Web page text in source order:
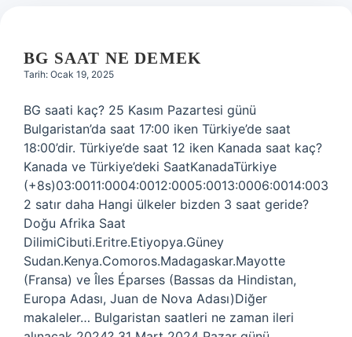
BG SAAT NE DEMEK
Tarih: Ocak 19, 2025
BG saati kaç? 25 Kasım Pazartesi günü
Bulgaristan’da saat 17:00 iken Türkiye’de saat
18:00’dir. Türkiye’de saat 12 iken Kanada saat kaç?
Kanada ve Türkiye’deki SaatKanadaTürkiye
(+8s)03:0011:0004:0012:0005:0013:0006:0014:003
2 satır daha Hangi ülkeler bizden 3 saat geride?
Doğu Afrika Saat
DilimiCibuti.Eritre.Etiyopya.Güney
Sudan.Kenya.Comoros.Madagaskar.Mayotte
(Fransa) ve Îles Éparses (Bassas da Hindistan,
Europa Adası, Juan de Nova Adası)Diğer
makaleler… Bulgaristan saatleri ne zaman ileri